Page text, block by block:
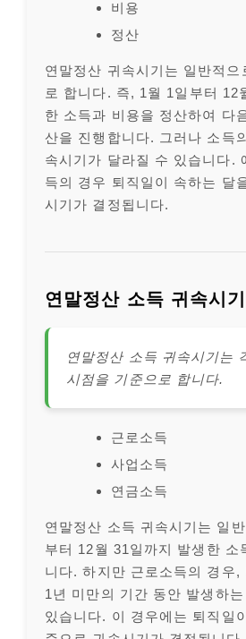
비용
정산
연말정산 귀속시기는 일반적으
로 합니다. 즉, 1월 1일부터 12
한 소득과 비용을 정산하여 다
산을 진행합니다. 그러나 소득
속시기가 달라질 수 있습니다.
득의 경우 퇴직일이 속하는 달
시기가 결정됩니다.
연말정산 소득 귀속시기
연말정산 소득 귀속시기는
시점을 기준으로 합니다.
근로소득
사업소득
연금소득
연말정산 소득 귀속시기는 일
부터 12월 31일까지 발생한 소
니다. 하지만 근로소득의 경우,
1년 미만의 기간 동안 발생하
있습니다. 이 경우에는 퇴직일